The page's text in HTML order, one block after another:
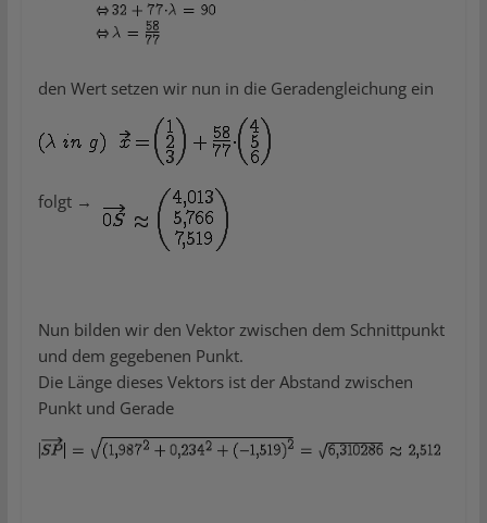
den Wert setzen wir nun in die Geradengleichung ein
folgt →
Nun bilden wir den Vektor zwischen dem Schnittpunkt
und dem gegebenen Punkt.
Die Länge dieses Vektors ist der Abstand zwischen
Punkt und Gerade